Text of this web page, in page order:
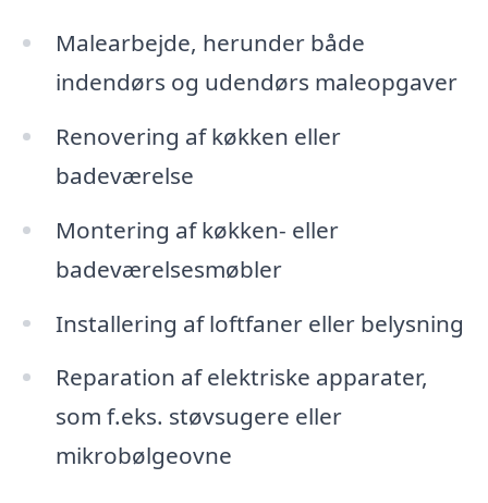
Malearbejde, herunder både
indendørs og udendørs maleopgaver
Renovering af køkken eller
badeværelse
Montering af køkken- eller
badeværelsesmøbler
Installering af loftfaner eller belysning
Reparation af elektriske apparater,
som f.eks. støvsugere eller
mikrobølgeovne